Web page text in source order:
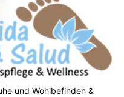
und Wohlbefinden &